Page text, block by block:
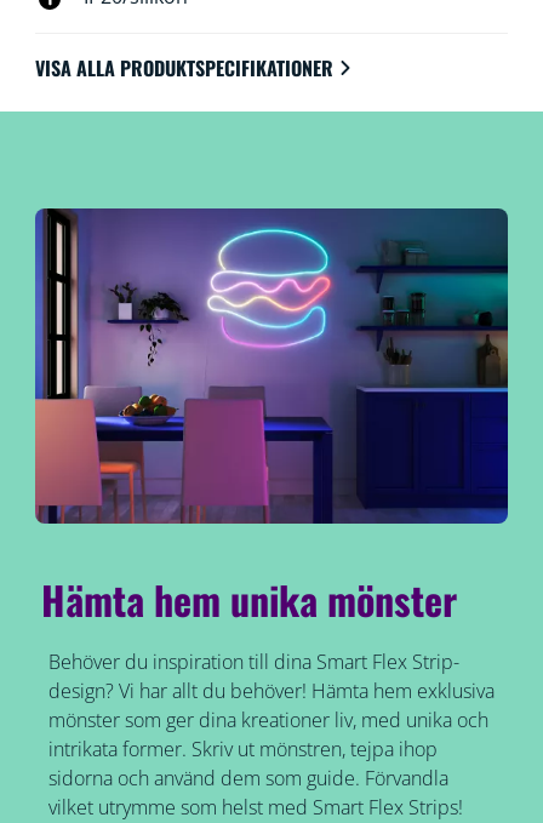
VISA ALLA PRODUKTSPECIFIKATIONER
Hämta hem unika mönster
Behöver du inspiration till dina Smart Flex Strip-
design? Vi har allt du behöver! Hämta hem exklusiva
mönster som ger dina kreationer liv, med unika och
intrikata former. Skriv ut mönstren, tejpa ihop
sidorna och använd dem som guide. Förvandla
vilket utrymme som helst med Smart Flex Strips!